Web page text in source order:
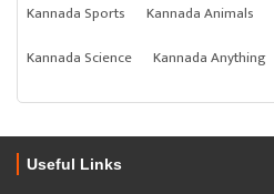
Kannada Sports
Kannada Animals
Kannada Science
Kannada Anything
Useful Links